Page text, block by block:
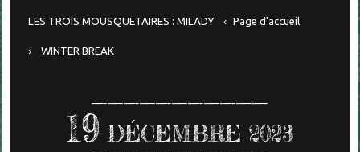
LES TROIS MOUSQUETAIRES : MILADY Page d'accueil
WINTER BREAK
19 DÉCEMBRE 2023